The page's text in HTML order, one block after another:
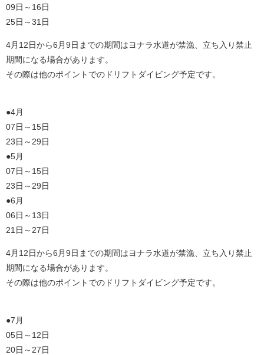
09日～16日
25日～31日
4月12日から6月9日までの期間はヨナラ水道が禁漁、立ち入り禁止
期間になる場合があります。
その際は他のポイントでのドリフトダイビング予定です。
●4月
07日～15日
23日～29日
●5月
07日～15日
23日～29日
●6月
06日～13日
21日～27日
4月12日から6月9日までの期間はヨナラ水道が禁漁、立ち入り禁止
期間になる場合があります。
その際は他のポイントでのドリフトダイビング予定です。
●7月
05日～12日
20日～27日